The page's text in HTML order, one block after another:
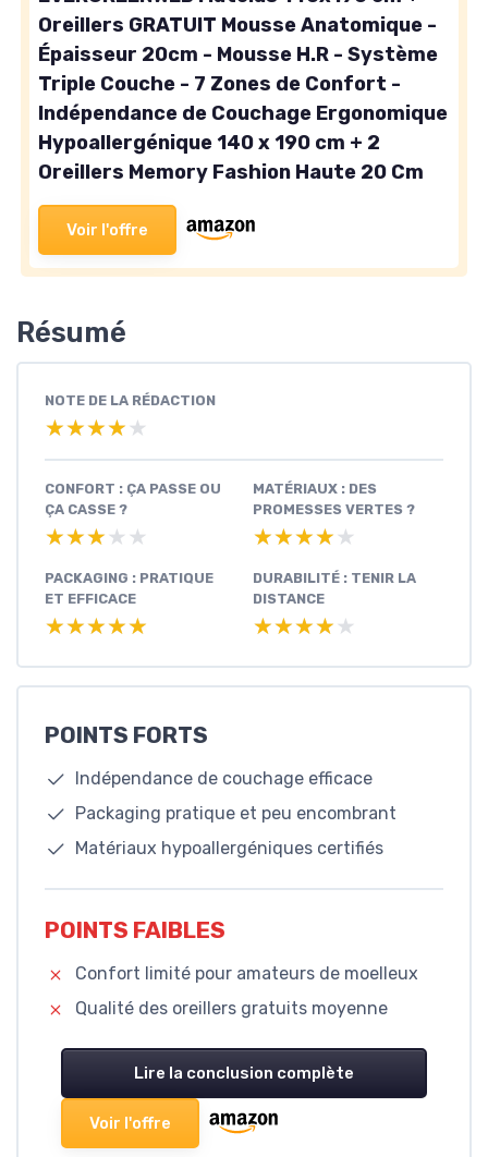
Oreillers GRATUIT Mousse Anatomique -
Épaisseur 20cm - Mousse H.R - Système
Triple Couche - 7 Zones de Confort -
Indépendance de Couchage Ergonomique
Hypoallergénique 140 x 190 cm + 2
Oreillers Memory Fashion Haute 20 Cm
Voir l'offre
Résumé
NOTE DE LA RÉDACTION
★★★★★
★★★★★
CONFORT : ÇA PASSE OU
ÇA CASSE ?
★★★★★
★★★★★
MATÉRIAUX : DES
PROMESSES VERTES ?
★★★★★
★★★★★
PACKAGING : PRATIQUE
ET EFFICACE
★★★★★
★★★★★
DURABILITÉ : TENIR LA
DISTANCE
★★★★★
★★★★★
POINTS FORTS
Indépendance de couchage efficace
Packaging pratique et peu encombrant
Matériaux hypoallergéniques certifiés
POINTS FAIBLES
Confort limité pour amateurs de moelleux
Qualité des oreillers gratuits moyenne
Lire la conclusion complète
Voir l'offre